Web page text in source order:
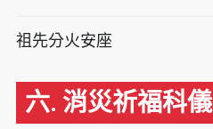
祖先分火安座
六. 消災祈福科儀